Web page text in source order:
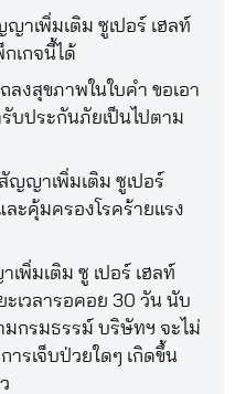
าเพิ่มเติม ซูเปอร์ เฮลท์
เกจนี้ได้
งสุขภาพในใบคำ ขอเอา
บประกันภัยเป็นไปตาม
ญญาเพิ่มเติม ซูเปอร์
ละคุ้มครองโรคร้ายแรง
พิ่มเติม ซู เปอร์ เฮลท์
ะเวลารอคอย 30 วัน นับ
กรมธรรม์ บริษัทฯ จะไม่
รเจ็บป่วยใดๆ เกิดขึ้น